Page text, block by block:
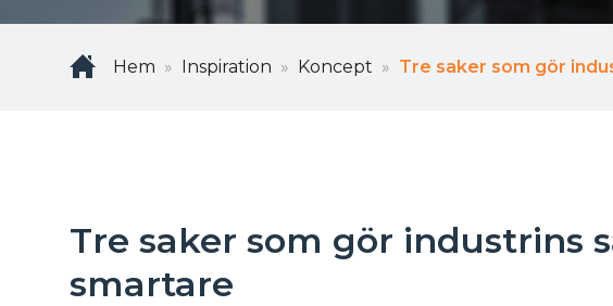
Hem Inspiration Koncept Tre saker som gör
Tre saker som gör industrins
smartare